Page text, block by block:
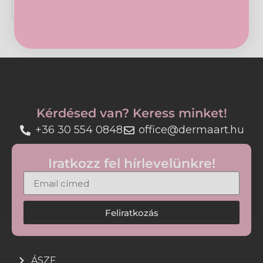
Kétfázisú textúra.
Iratkozz fel hírlevelünkre!
Feliratkozás
Kérdésed van? Keress minket!
+36 30 554 0848 office@dermaart.hu
ÁSZF